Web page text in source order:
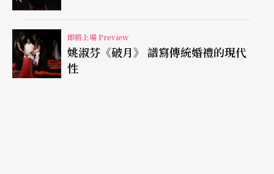
老聲音，口耳並用回顧大稻埕的精采故事。「外籍
攝影師鏡頭下的大稻埕攝影展」由攝影師林道明策
劃，邀請國內外攝影師及街頭攝影團隊來到大稻埕
拍攝，用攝影之眼全是大稻埕其地其人。
即將上場 Preview
姚淑芬《破月》 譜寫傳統婚禮的現代
性